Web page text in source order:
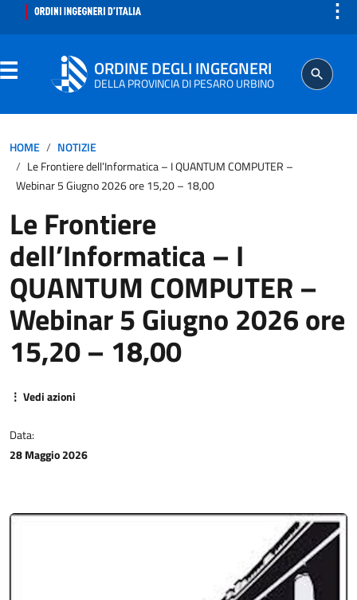
⋮
ORDINE DEGLI INGEGNERI
DELLA PROVINCIA DI PESARO URBINO
SEGRETERIA
ISCRITTO
PROFESSIONE
AGGIORNAMENTO PROFESSIONALE
HOME
NOTIZIE
Le Frontiere dell’Informatica – I QUANTUM COMPUTER –
Webinar 5 Giugno 2026 ore 15,20 – 18,00
Le Frontiere
dell’Informatica – I
QUANTUM COMPUTER –
Webinar 5 Giugno 2026 ore
15,20 – 18,00
⋮ Vedi azioni
Data:
28 Maggio 2026